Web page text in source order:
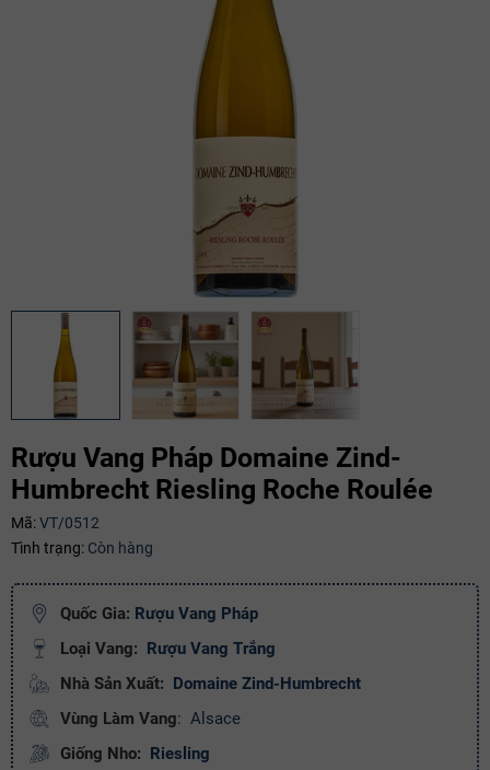
Rượu Vang Pháp Domaine Zind-
Humbrecht Riesling Roche Roulée
Mã:VT/0512
Tình trạng: Còn hàng
Quốc Gia: Rượu Vang Pháp
Loại Vang: Rượu Vang Trắng
Nhà Sản Xuất: Domaine Zind-Humbrecht
Vùng Làm Vang: Alsace
Giống Nho: Riesling
Mã giảm giá:
Ngày hết hạn:
Copy mã và nhập mã ở trangTHANH TOÁN bạn nhé!